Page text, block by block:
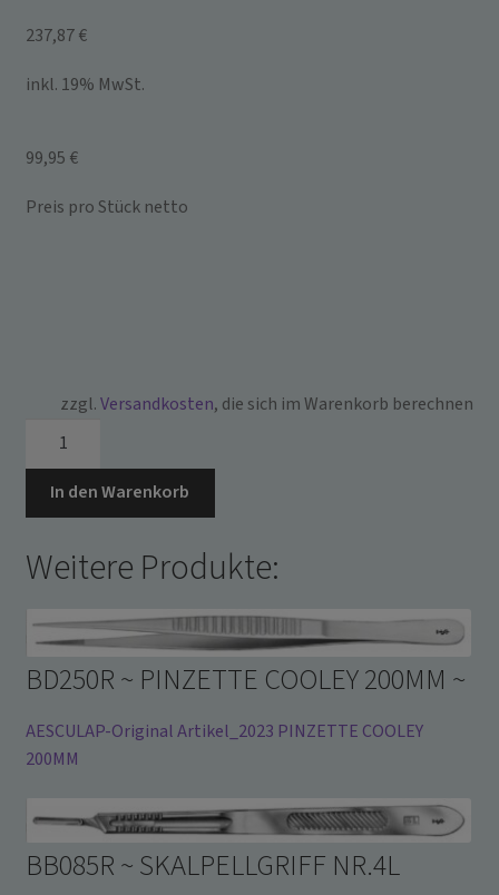
237,87 €
inkl. 19% MwSt.
99,95 €
Preis pro Stück netto
zzgl.Versandkosten, die sich im Warenkorb berechnen
1066064
LYOPLANT
4X5CM
Menge
In den Warenkorb
Weitere Produkte:
BD250R ~ PINZETTE COOLEY 200MM ~
AESCULAP-Original Artikel_2023 PINZETTE COOLEY
200MM
BB085R ~ SKALPELLGRIFF NR.4L